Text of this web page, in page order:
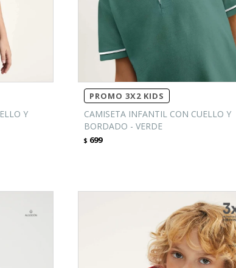
Y
PROMO 3X2 KIDS
CAMISETA INFANTIL CON CUELLO Y
BORDADO - VERDE
$ 699